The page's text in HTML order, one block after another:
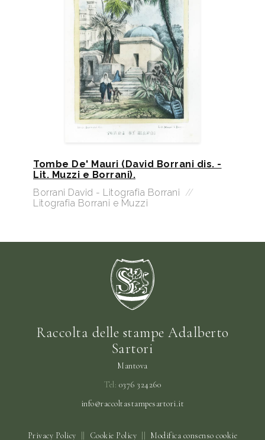
Tombe De' Mauri (David Borrani dis. -
Lit. Muzzi e Borrani).
Borrani David - Litografia Borrani //
Litografia Borrani e Muzzi
Raccolta delle stampe Adalberto
Sartori
Mantova
Tel: 0376 324260
info@raccoltastampesartori.it
Privacy Policy Cookie Policy Modifica consenso cookie